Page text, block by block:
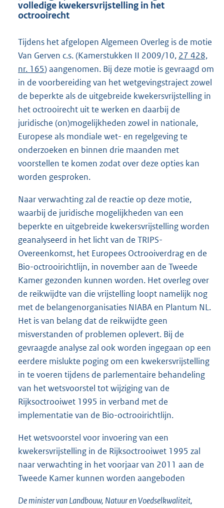
volledige kwekersvrijstelling in het
octrooirecht
Tijdens het afgelopen Algemeen Overleg is de motie
Van Gerven c.s. (Kamerstukken II 2009/10, 27 428,
nr. 165) aangenomen. Bij deze motie is gevraagd om
in de voorbereiding van het wetgevingstraject zowel
de beperkte als de uitgebreide kwekersvrijstelling in
het octrooirecht uit te werken en daarbij de
juridische (on)mogelijkheden zowel in nationale,
Europese als mondiale wet- en regelgeving te
onderzoeken en binnen drie maanden met
voorstellen te komen zodat over deze opties kan
worden gesproken.
Naar verwachting zal de reactie op deze motie,
waarbij de juridische mogelijkheden van een
beperkte en uitgebreide kwekersvrijstelling worden
geanalyseerd in het licht van de TRIPS-
Overeenkomst, het Europees Octrooiverdrag en de
Bio-octrooirichtlijn, in november aan de Tweede
Kamer gezonden kunnen worden. Het overleg over
de reikwijdte van die vrijstelling loopt namelijk nog
met de belangenorganisaties NIABA en Plantum NL.
Het is van belang dat de reikwijdte geen
misverstanden of problemen oplevert. Bij de
gevraagde analyse zal ook worden ingegaan op een
eerdere mislukte poging om een kwekersvrijstelling
in te voeren tijdens de parlementaire behandeling
van het wetsvoorstel tot wijziging van de
Rijksoctrooiwet 1995 in verband met de
implementatie van de Bio-octrooirichtlijn.
Het wetsvoorstel voor invoering van een
kwekersvrijstelling in de Rijksoctrooiwet 1995 zal
naar verwachting in het voorjaar van 2011 aan de
Tweede Kamer kunnen worden aangeboden
De minister van Landbouw, Natuur en Voedselkwaliteit,